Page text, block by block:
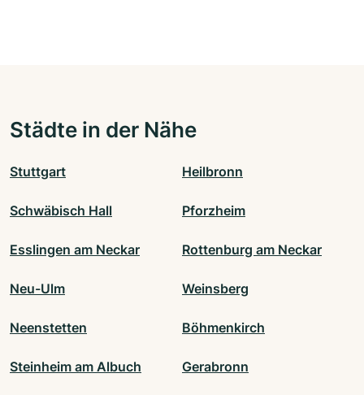
Städte in der Nähe
Stuttgart Heilbronn
Schwäbisch Hall Pforzheim
Esslingen am Neckar Rottenburg am Neckar
Neu-Ulm Weinsberg
Neenstetten Böhmenkirch
Steinheim am Albuch Gerabronn